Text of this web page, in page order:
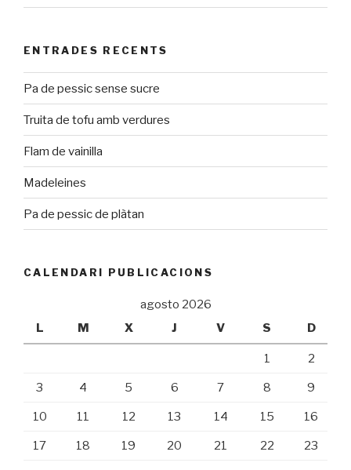
ENTRADES RECENTS
Pa de pessic sense sucre
Truita de tofu amb verdures
Flam de vainilla
Madeleines
Pa de pessic de plàtan
CALENDARI PUBLICACIONS
agosto 2026
L
M X J V S D
1 2
3 4 5 6 7 8 9
10 11 12 13 14 15 16
17 18 19 20 21 22 23